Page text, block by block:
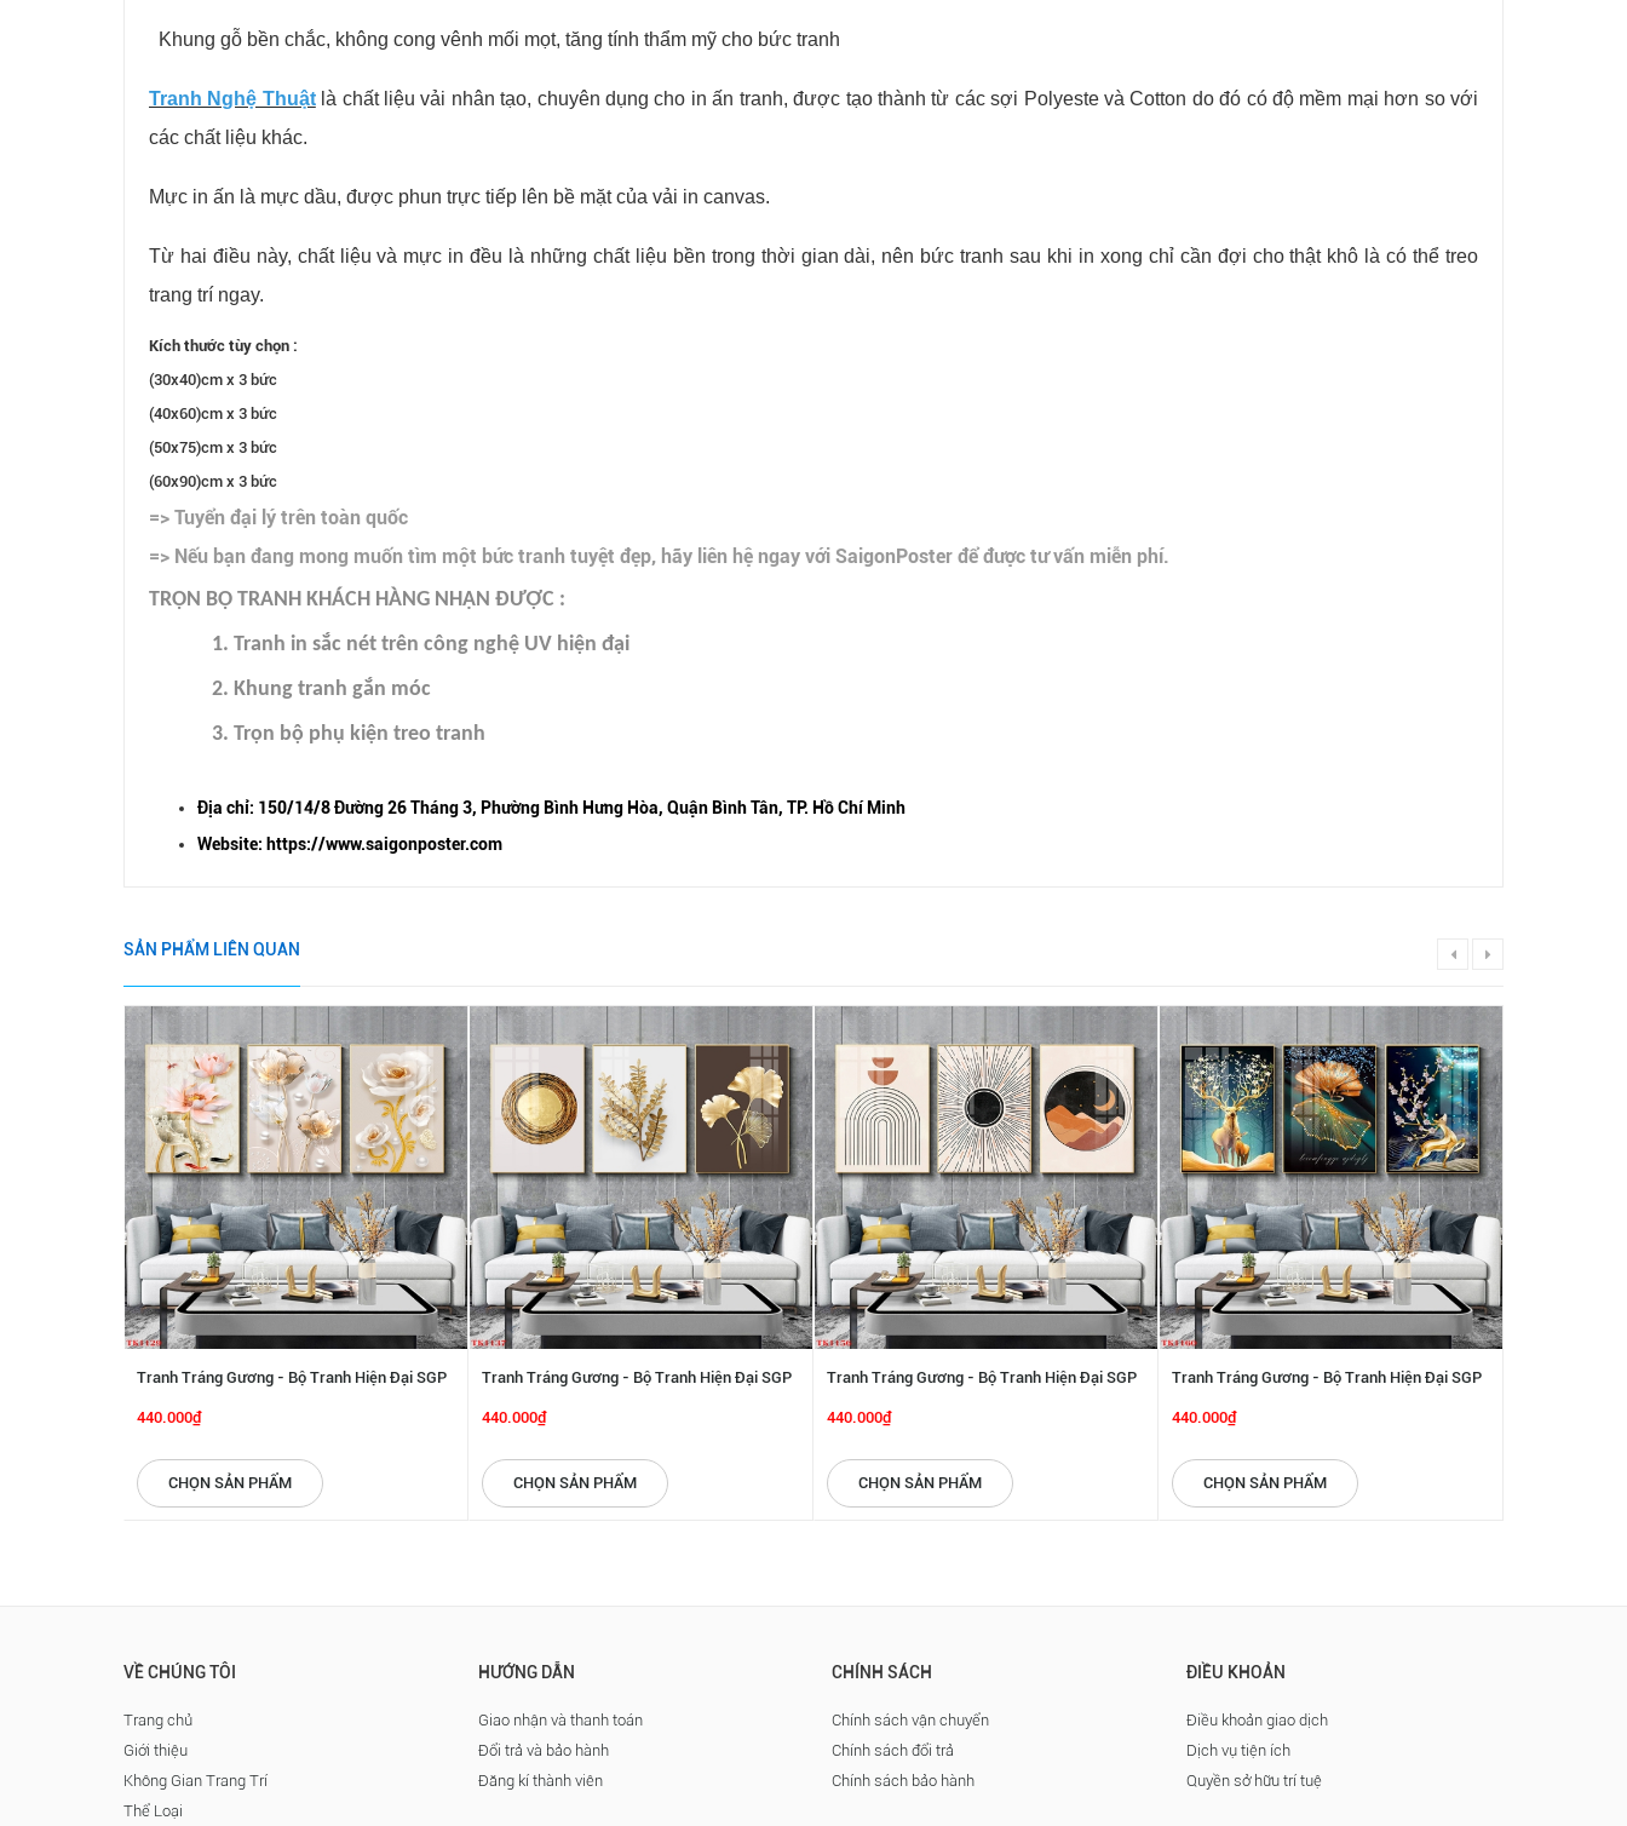
Khung gỗ bền chắc, không cong vênh mối mọt, tăng tính thẩm mỹ cho bức tranh
Tranh Nghệ Thuậtlà chất liệu vải nhân tạo, chuyên dụng cho in ấn tranh, được tạo thành từ các sợi Polyeste và Cotton do đó có độ mềm mại hơn so với
các chất liệu khác.
Mực in ấn là mực dầu, được phun trực tiếp lên bề mặt của vải in canvas.
Từ hai điều này, chất liệu và mực in đều là những chất liệu bền trong thời gian dài, nên bức tranh sau khi in xong chỉ cần đợi cho thật khô là có thể treo
trang trí ngay.
Kích thước tùy chọn :
(30x40)cm x 3 bức
(40x60)cm x 3 bức
(50x75)cm x 3 bức
(60x90)cm x 3 bức
=> Tuyển đại lý trên toàn quốc
=> Nếu bạn đang mong muốn tìm một bức tranh tuyệt đẹp, hãy liên hệ ngay với SaigonPoster để được tư vấn miễn phí.
TRỌN BỘ TRANH KHÁCH HÀNG NHẬN ĐƯỢC :
1. Tranh in sắc nét trên công nghệ UV hiện đại
2. Khung tranh gắn móc
3. Trọn bộ phụ kiện treo tranh
Địa chỉ: 150/14/8 Đường 26 Tháng 3, Phường Bình Hưng Hòa, Quận Bình Tân, TP. Hồ Chí Minh
Website: https://www.saigonposter.com
SẢN PHẨM LIÊN QUAN
Tranh Tráng Gương - Bộ Tranh Hiện Đại SGP
2192215
440.000₫
CHỌN SẢN PHẨM
Tranh Tráng Gương - Bộ Tranh Hiện Đại SGP
2192214
440.000₫
CHỌN SẢN PHẨM
Tranh Tráng Gương - Bộ Tranh Hiện Đại SGP
2192213
440.000₫
CHỌN SẢN PHẨM
Tranh Tráng Gương - Bộ Tranh Hiện Đại SGP
2192212
440.000₫
CHỌN SẢN PHẨM
VỀ CHÚNG TÔI
Trang chủ
Giới thiệu
Không Gian Trang Trí
Thể Loại
HƯỚNG DẪN
Giao nhận và thanh toán
Đổi trả và bảo hành
Đăng kí thành viên
CHÍNH SÁCH
Chính sách vận chuyển
Chính sách đổi trả
Chính sách bảo hành
ĐIỀU KHOẢN
Điều khoản giao dịch
Dịch vụ tiện ích
Quyền sở hữu trí tuệ